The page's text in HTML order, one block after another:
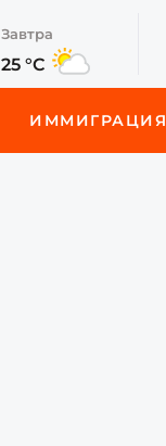
Завтра
25 °C
ИММИГРАЦИЯ